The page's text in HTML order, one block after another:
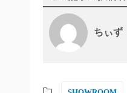
ちぃず